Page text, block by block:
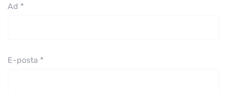
Ad *
E-posta *